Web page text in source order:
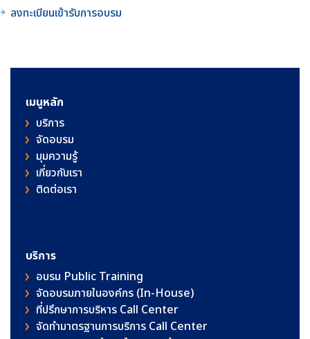
ลงทะเบียนเข้ารับการอบรม
เมนูหลัก
บริการ
จัดอบรม
มุมความรู้
เกี่ยวกับเรา
ติดต่อเรา
บริการ
อบรม Public Training
จัดอบรมภายในองค์กร (In-House)
ที่ปรึกษาการบริหาร Call Center
จัดทำมาตรฐานการบริการ Call Center